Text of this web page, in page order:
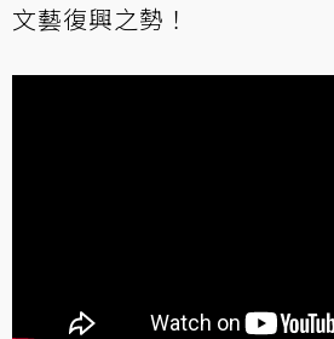
文藝復興之勢！